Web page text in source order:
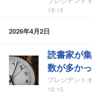
19:15
2026年4月2日
読書家が
数が多か
プレジデント
16:15